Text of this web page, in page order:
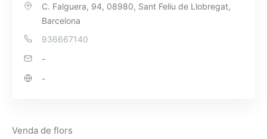
C. Falguera, 94, 08980, Sant Feliu de Llobregat,
Barcelona
936667140
-
-
Venda de flors